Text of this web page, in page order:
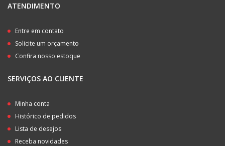
ATENDIMENTO
Entre em contato
Solicite um orçamento
Confira nosso estoque
SERVIÇOS AO CLIENTE
Minha conta
Histórico de pedidos
Lista de desejos
Receba novidades